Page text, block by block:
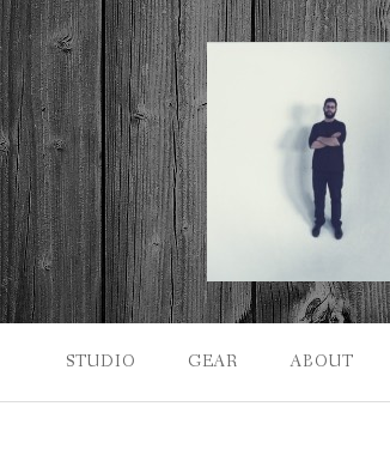
STUDIO GEAR ABOUT